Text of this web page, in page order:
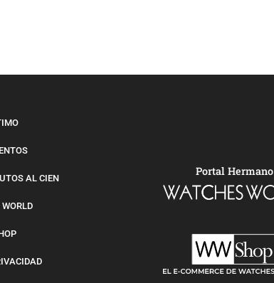
AL CIEN
Portal Hermano